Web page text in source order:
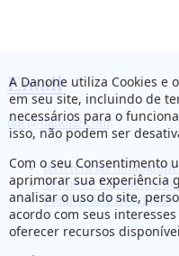
Email
dac@danone.com
Referências
Termos e Condições de
Política de Privacidade
A Danone utiliza Cookies e
em seu site, incluindo de
necessários para o
isso, não podem ser
Com o seu Consentimento
aprimorar sua experiência
analisar o uso do site,
acordo com seus
oferecer recursos